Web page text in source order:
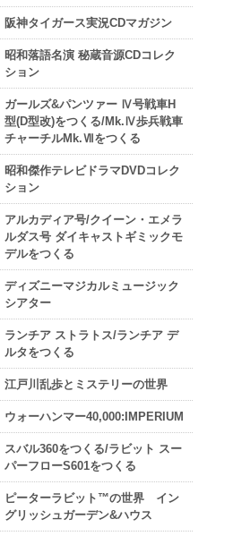
阪神タイガース実況CDマガジン
昭和落語名演 秘蔵音源CDコレク
ション
ガールズ&パンツァー Ⅳ号戦車H
型(D型改)をつくる/Mk.Ⅳ歩兵戦車
チャーチルMk.Ⅶをつくる
昭和傑作テレビドラマDVDコレク
ション
アルカディア号/クイーン・エメラ
ルダス号 ダイキャストギミックモ
デルをつくる
ディズニーマジカルミュージック
シアター
ランチア ストラトス/ランチア デ
ルタをつくる
江戸川乱歩とミステリーの世界
ウォーハンマー40,000:IMPERIUM
スバル360をつくる/ラビット スー
パーフローS601をつくる
ピーターラビット™の世界 イン
グリッシュガーデン&ハウス